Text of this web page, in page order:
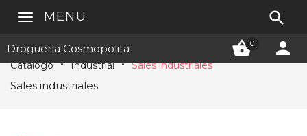
Droguería Cosmopolita 0 
MENU 
Catálogo Industrial Sales industriales
Sales industriales